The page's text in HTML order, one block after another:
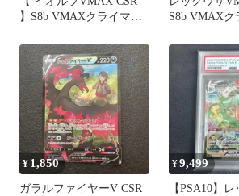
】S8b VMAXクライマッ
S8b VMAXク
¥ 1,850
ガラルファイヤーV CSR
¥9,499
【PSA10】